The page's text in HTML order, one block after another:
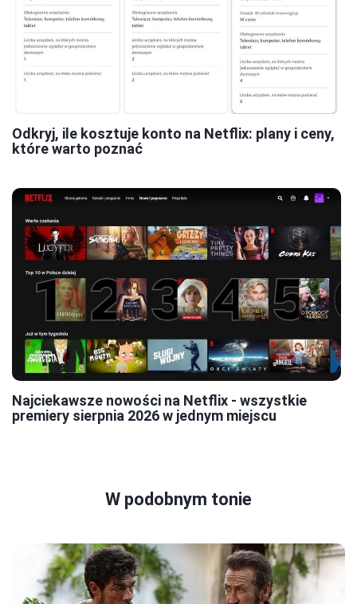
Odkryj, ile kosztuje konto na Netflix: plany i ceny,
które warto poznać
Najciekawsze nowości na Netflix - wszystkie
premiery sierpnia 2026 w jednym miejscu
W podobnym tonie